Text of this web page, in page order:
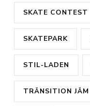
SKATE CONTEST
SKATEPARK
STIL-LADEN
TRÄNSITION JÄM